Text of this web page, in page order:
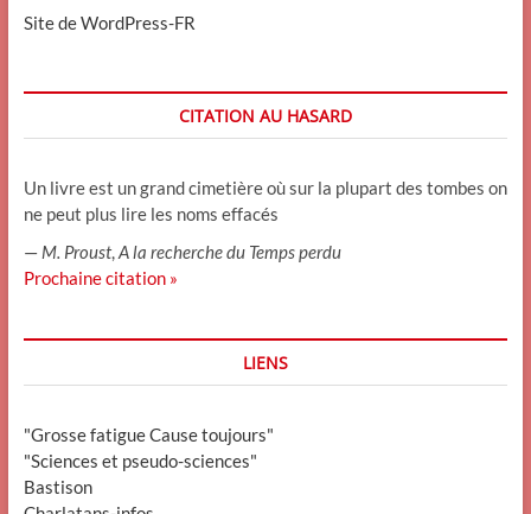
Site de WordPress-FR
CITATION AU HASARD
Un livre est un grand cimetière où sur la plupart des tombes on
ne peut plus lire les noms effacés
— M. Proust,A la recherche du Temps perdu
Prochaine citation »
LIENS
"Grosse fatigue Cause toujours"
"Sciences et pseudo-sciences"
Bastison